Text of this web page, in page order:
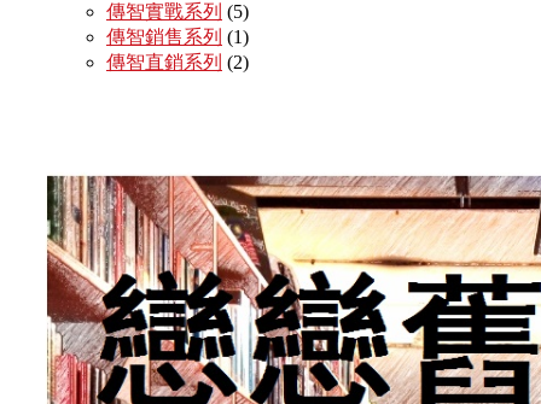
傳智實戰系列 (5)
傳智銷售系列 (1)
傳智直銷系列 (2)